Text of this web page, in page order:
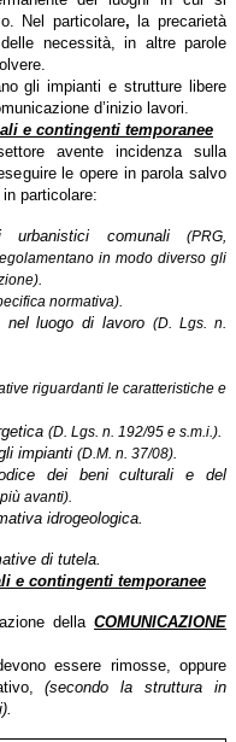
Nel particolare,
la precarietà
necessità, in altre parole
gli impianti e strutture libere
d’inizio lavori.
e contingenti temporanee
avente incidenza sulla
le opere in parola salvo
particolare:
urbanistici comunali (PRG,
in modo diverso gli
normativa).
nel luogo di lavoro(D. Lgs. n.
riguardanti le caratteristiche e
(D. Lgs. n. 192/95 e s.m.i.).
impianti (D.M. n. 37/08).
dei beni culturali e del
avanti).
idrogeologica.
di tutela.
e contingenti temporanee
della COMUNICAZIONE
essere rimosse, oppure
(secondo la struttura in